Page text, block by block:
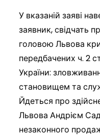
У вказаній заяві
заявник, свідчать
головою Львова
передбачених ч. 2
України:
становищем та
Йдеться про
Львова Андрієм
незаконного